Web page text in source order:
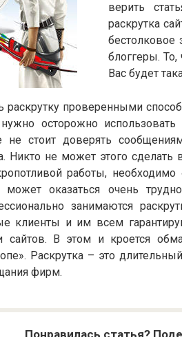
верить
раскрутка
бестолковое
блоггеры. То,
Вас будет
раскрутку проверенными
осторожно использовать
не стоит доверять
Никто не может этого
работы,
может оказаться очень
занимаются
клиенты и им всем
сайтов. В этом и кроется
Раскрутка – это
фирм.
Понравилась статья?